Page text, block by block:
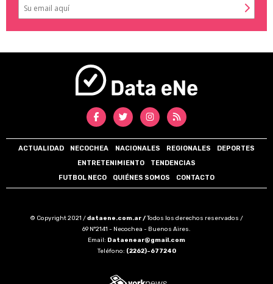
ACTUALIDAD NECOCHEA NACIONALES REGIONALES
DEPORTES
ENTRETENIMIENTO
TENDENCIAS
FUTBOL NECO
QUIÉNES SOMOS CONTACTO
© Copyright 2021 /dataene.com.ar /Todos los derechos reservados /
69 N°2141 - Necochea - Buenos Aires.
Email: Dataenear@gmail.com
Teléfono: (2262)-677240